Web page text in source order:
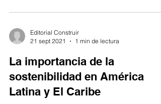
Editorial Construir
21 sept 2021
1 min de lectura
La importancia de la
sostenibilidad en América
Latina y El Caribe